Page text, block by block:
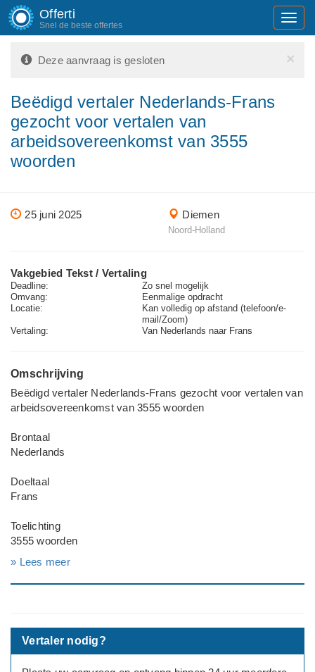
Offerti
Snel de beste offertes
×
Deze aanvraag is gesloten
Beëdigd vertaler Nederlands-Frans
gezocht voor vertalen van
arbeidsovereenkomst van 3555
woorden
25 juni 2025 Diemen
Noord-Holland
Vakgebied Tekst / Vertaling
Deadline:
Zo snel mogelijk
Omvang:
Eenmalige opdracht
Locatie:
Kan volledig op afstand (telefoon/e-
mail/Zoom)
Vertaling:
Van Nederlands naar Frans
Omschrijving
Beëdigd vertaler Nederlands-Frans gezocht voor vertalen van
arbeidsovereenkomst van 3555 woorden
Brontaal
Nederlands
Doeltaal
Frans
Toelichting
3555 woorden
Zo spoedig mogelijk
» Lees meer
Vertaler nodig?